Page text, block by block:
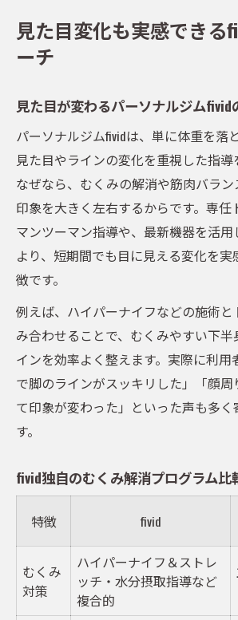
見た目変化も実感できる
ーチ
見た目が変わるパーソナルジムfivid
パーソナルジムfividは、単に体重を落
見た目やラインの変化を重視した指導
なぜなら、むくみの解消や筋肉バラ
印象を大きく左右するからです。専任
マンツーマン指導や、最新機器を活
より、短期間でも目に見える変化を
徴です。
例えば、ハイパーナイフなどの施術
み合わせることで、むくみやすい下半
インを効率よく整えます。実際に利用
で脚のラインがスッキリした」「顔
て印象が変わった」といった声も多く
す。
fivid独自のむくみ解消プログラム比
特徴 fivid
むくみ
対策
ハイパーナイフ＆ストレ
ッチ・水分摂取指導など
複合的